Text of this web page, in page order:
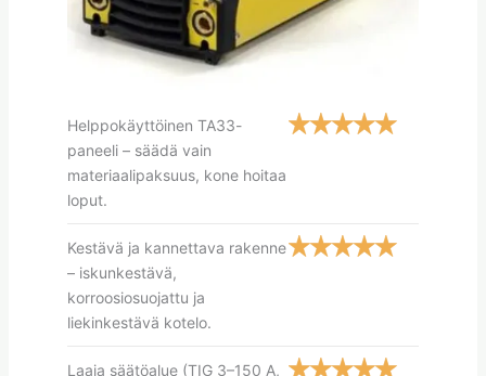
Helppokäyttöinen TA33-
paneeli – säädä vain
materiaalipaksuus, kone hoitaa
loput.
Kestävä ja kannettava rakenne
– iskunkestävä,
korroosiosuojattu ja
liekinkestävä kotelo.
Laaja säätöalue (TIG 3–150 A,